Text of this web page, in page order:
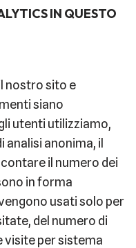
IN QUESTO
nostro sito e
siano
utenti utilizziamo,
anonima, il
il numero dei
in forma
usati solo per
del numero di
visite per sistema